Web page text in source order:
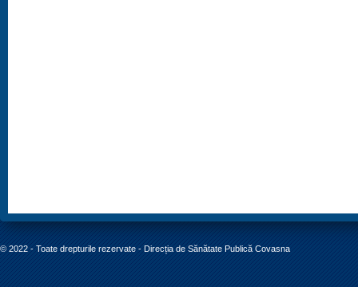
© 2022 - Toate drepturile rezervate - Direcția de Sănătate Publică Covasna